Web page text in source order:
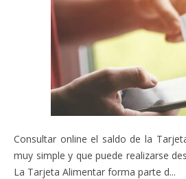
Consultar online el saldo de la
muy simple y que puede realizarse
La Tarjeta Alimentar forma parte d...